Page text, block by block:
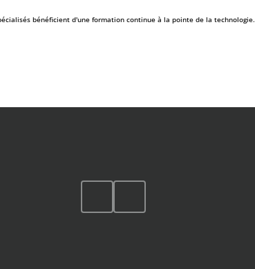
bénéficient d'une formation continue à la pointe de la technologie.